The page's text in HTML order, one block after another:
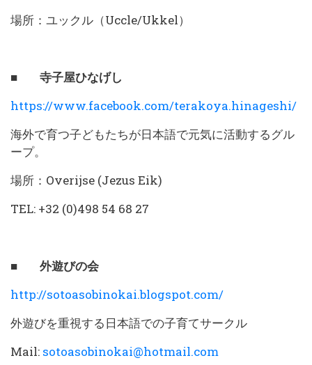
場所：ユックル（Uccle/Ukkel）
■ 寺子屋ひなげし
https://www.facebook.com/terakoya.hinageshi/
海外で育つ子どもたちが日本語で元気に活動するグル
ープ。
場所：Overijse (Jezus Eik)
TEL: +32 (0)498 54 68 27
■ 外遊びの会
http://sotoasobinokai.blogspot.com/
外遊びを重視する日本語での子育てサークル
Mail: sotoasobinokai@hotmail.com